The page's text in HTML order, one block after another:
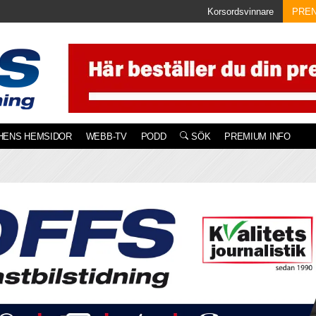
Korsordsvinnare
HEMSIDOR WEBB-TV PODD SÖK PREMIUM INFO